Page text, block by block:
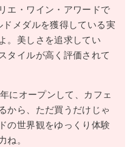
エ・ワイン・アワードで
ドメダルを獲得している実
。美しさを追求してい
タイルが高く評価されて
にオープンして、カフェ
から、ただ買うだけじゃ
の世界観をゆっくり体験
ね。